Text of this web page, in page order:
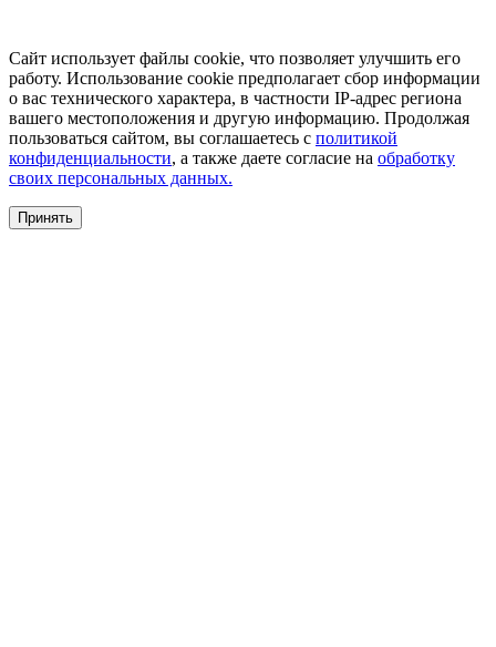
Сайт использует файлы cookie, что позволяет улучшить его
работу. Использование cookie предполагает сбор информации
о вас технического характера, в частности IP-адрес региона
вашего местоположения и другую информацию. Продолжая
пользоваться сайтом, вы соглашаетесь с политикой
конфиденциальности, а также даете согласие на обработку
своих персональных данных.
Принять